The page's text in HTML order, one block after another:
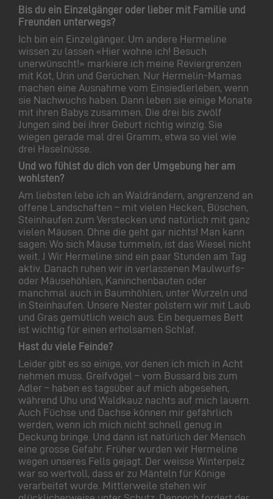
Bis du ein Einzelgänger oder lieber mit Familie und
Freunden unterwegs?
Ich bin ein Einzelgänger. Um andere Hermeline
wissen zu lassen «Hier wohne ich! Besuch
unerwünscht!» markiere ich meine Reviergrenzen
mit Kot, Urin und Gerüchen. Nur Hermelin-Mamas
machen eine Ausnahme vom Einsiedlerleben, wenn
sie Nachwuchs haben. Dann leben sie einige Monate
mit ihren Babys zusammen. Die drei bis zwölf
Jungen sind bei ihrer Geburt richtig winzig. Sie
wiegen gerade mal drei Gramm, etwa so viel wie
drei Haselnüsse.
Und wo fühlst du dich von der Umgebung her am
wohlsten?
Am liebsten lebe ich an Waldrändern, angrenzend an
offene Landschaften – mit vielen Hecken, Büschen,
Steinhaufen zum Verstecken und natürlich mit ganz
vielen Mäusen. Ohne die geht gar nichts! Man kann
sagen: Wo sich Mäuse tummeln, ist das Wiesel nicht
weit. J Wir Hermeline sind ein paar Stunden am Tag
aktiv. Danach ruhen wir in verlassenen Maulwurfs-
oder Mäusehöhlen, Kaninchenbauten oder
manchmal auch in Baumhöhlen, unter Wurzeln und
in Steinhaufen. Unsere Nester polstern wir mit Laub
und Gras gemütlich weich aus. Ein bequemes Bett
ist wichtig für einen erholsamen Schlaf.
Hast du viele Feinde?
Leider gibt es so einige, vor denen ich mich in Acht
nehmen muss. Greifvögel – vom Bussard bis zum
Adler – haben es tagsüber auf mich abgesehen,
während Uhu und Waldkauz nachts auf mich lauern.
Auch Füchse und Dachse können mir gefährlich
werden, wenn ich mich nicht schnell genug in
Deckung bringe. Und dann ist natürlich der Mensch
eine grosse Gefahr. Früher wurden wir Hermeline
wegen unseres Fells gejagt. Der weisse Winterpelz
war so wertvoll, dass er zu Mänteln für Könige
verarbeitet wurde. Mittlerweile stehen wir